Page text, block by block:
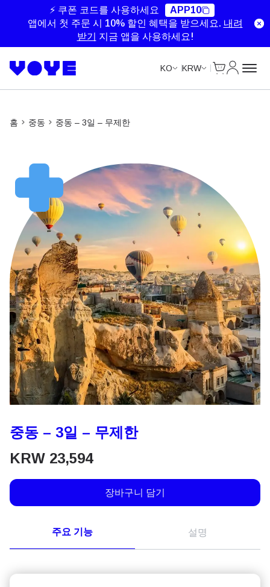
⚡ 쿠폰 코드를 사용하세요
APP10
앱에서 첫 주문 시 10% 할인 혜택을 받으세요. 내려
받기
지금 앱을 사용하세요!
KO KRW
홈 중동 중동 – 3일 – 무제한
중동 – 3일 – 무제한
KRW 23,594
장바구니 담기
주요 기능 설명
Unlimited Data
Unlimited Data
Unlimited Data
Unlimited Data